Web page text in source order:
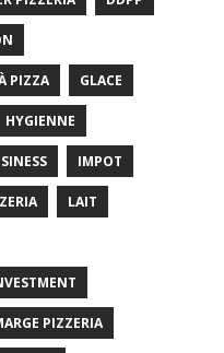
PIZZA GLACE
HYGIENNE
IMPOT
LAIT
PIZZERIA